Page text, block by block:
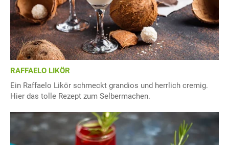
RAFFAELO LIKÖR
Ein Raffaelo Likör schmeckt grandios und herrlich cremig.
Hier das tolle Rezept zum Selbermachen.